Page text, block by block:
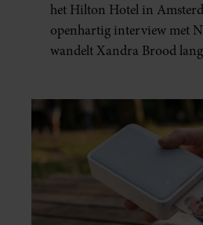
het Hilton Hotel in
openhartig interview met
wandelt Xandra Brood
Leidsedwarsstraat roept
herinneringen op. Daar
samen en werd dochter Lola